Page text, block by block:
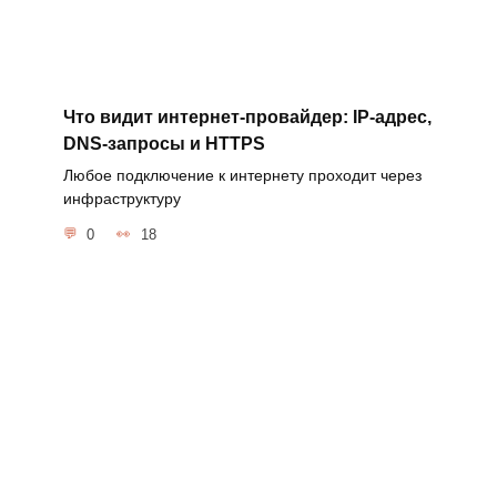
Что видит интернет-провайдер: IP-адрес,
DNS-запросы и HTTPS
Любое подключение к интернету проходит через
инфраструктуру
0 18